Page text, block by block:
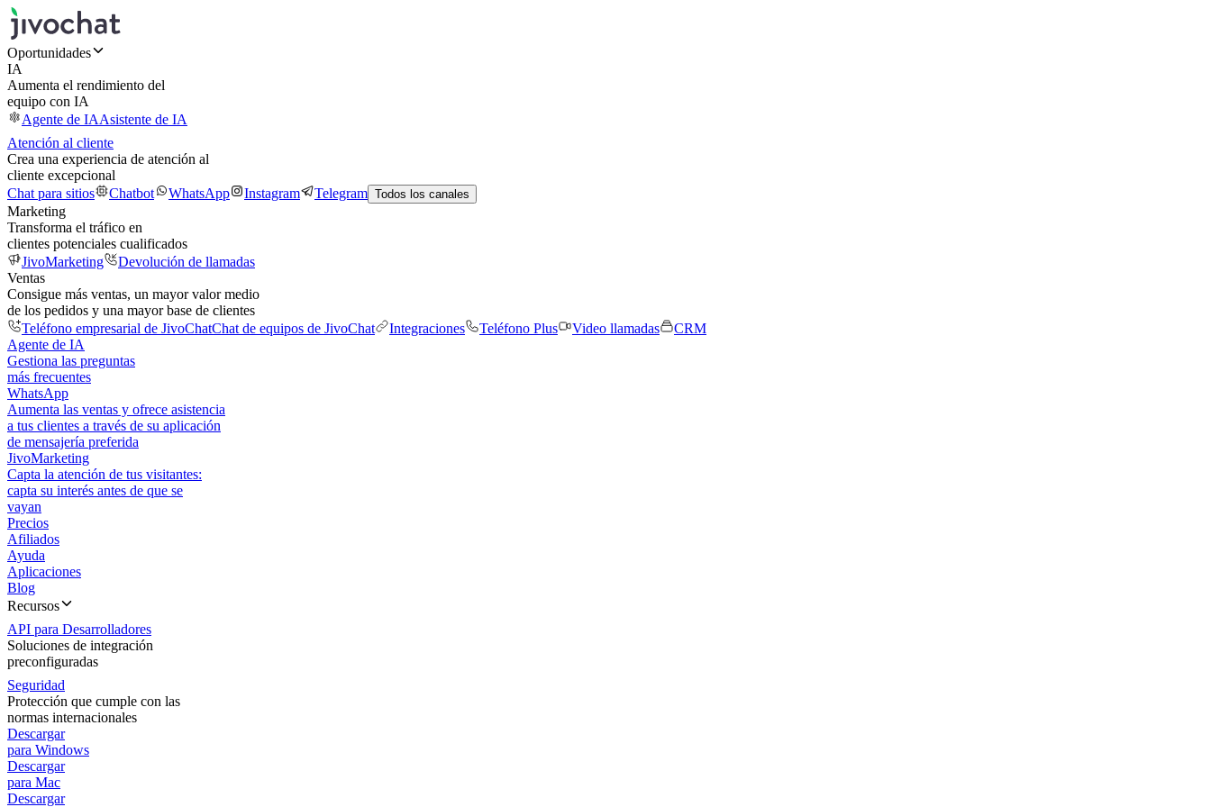
Oportunidades
IA
Aumenta el rendimiento del
equipo con IA
Agente de IAAsistente de IA
Atención al cliente
Crea una experiencia de atención al
cliente excepcional
Chat para sitios
Chatbot WhatsApp Instagram Telegram Todos los canales
Marketing
Transforma el tráfico en
clientes potenciales cualificados
JivoMarketing
Devolución de llamadas
Ventas
Consigue más ventas, un mayor valor medio
de los pedidos y una mayor base de clientes
Teléfono empresarial de JivoChatChat de equipos de JivoChat Integraciones Teléfono Plus Video llamadas
CRM
Agente de IA
Gestiona las preguntas
más frecuentes
WhatsApp
Aumenta las ventas y ofrece asistencia
a tus clientes a través de su aplicación
de mensajería preferida
JivoMarketing
Capta la atención de tus visitantes:
capta su interés antes de que se
vayan
Precios
Afiliados
Ayuda
Aplicaciones
Blog
Recursos
API para Desarrolladores
Soluciones de integración
preconfiguradas
Seguridad
Protección que cumple con las
normas internacionales
Descargar
para Windows
Descargar
para Mac
Descargar